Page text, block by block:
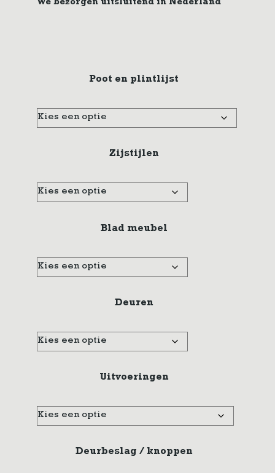
We bezorgen uitsluitend in Nederland
Poot en plintlijst
Zijstijlen
Blad meubel
Deuren
Uitvoeringen
Deurbeslag / knoppen